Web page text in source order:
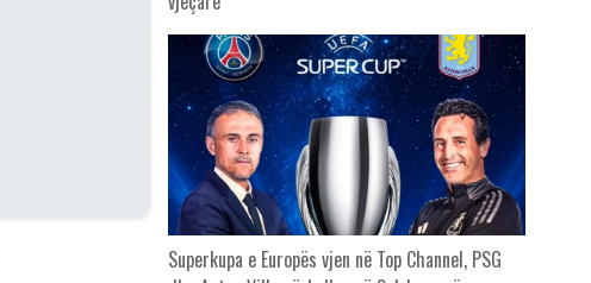
Superkupa e Europës vjen në Top Channel, PSG